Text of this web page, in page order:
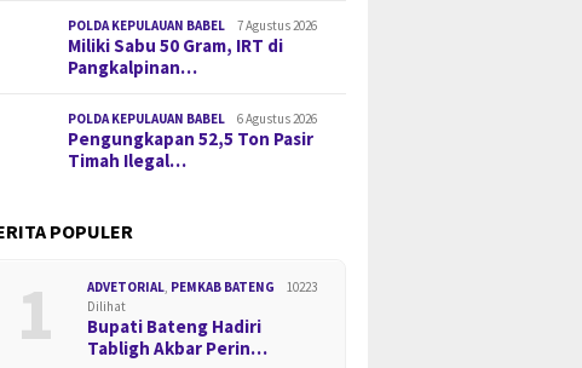
POLDA KEPULAUAN BABEL 7 Agustus 2026
Miliki Sabu 50 Gram, IRT di
Pangkalpinan…
POLDA KEPULAUAN BABEL 6 Agustus 2026
Pengungkapan 52,5 Ton Pasir
Timah Ilegal…
POPULER
1 ADVETORIAL, PEMKAB BATENG
10223
Dilihat
Bupati Bateng Hadiri
Tabligh Akbar Perin…